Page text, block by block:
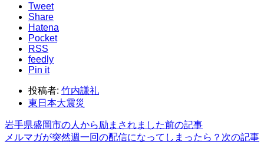
Tweet
Share
Hatena
Pocket
RSS
feedly
Pin it
投稿者: 竹内謙礼
東日本大震災
岩手県盛岡市の人から励まされました前の記事
メルマガが突然週一回の配信になってしまったら？ 次の記事